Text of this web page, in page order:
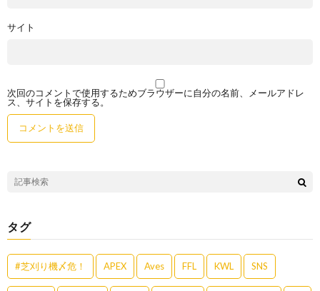
サイト
次回のコメントで使用するためブラウザーに自分の名前、メールアドレ
ス、サイトを保存する。
タグ
#芝刈り機〆危！ APEX Aves FFL KWL SNS